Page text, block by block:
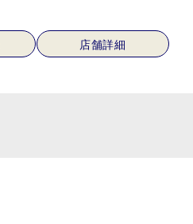
店舗詳細